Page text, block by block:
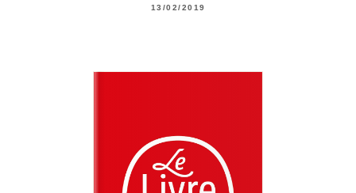
13/02/2019